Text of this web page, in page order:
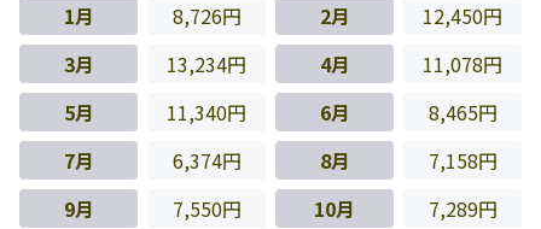
1月 8,726円 2月
12,450円
3月
13,234円 4月
11,078円
5月
11,340円 6月
8,465円
7月
6,374円 8月
7,158円
9月
7,550円 10月
7,289円